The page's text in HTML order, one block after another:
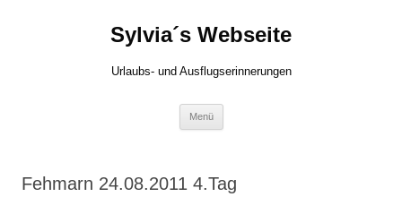
Sylvia´s Webseite
Urlaubs- und Ausflugserinnerungen
Menü
Fehmarn 24.08.2011 4.Tag